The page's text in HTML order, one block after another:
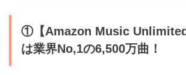
⑥Google Play Music 最大320kbps
⑦KKBOX
①【Amazon Music
は業界No,1の6,500万曲！